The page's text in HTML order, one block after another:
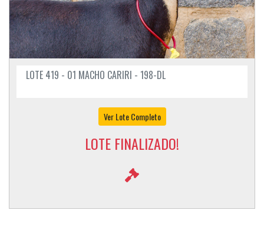
LOTE 419 - 01 MACHO CARIRI - 198-DL
Ver Lote Completo
LOTE FINALIZADO!